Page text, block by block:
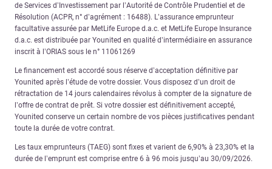
de Services d’Investissement par l’Autorité de Contrôle Prudentiel et de
Résolution (ACPR, n° d’agrément : 16488). L’assurance emprunteur
facultative assurée par MetLife Europe d.a.c. et MetLife Europe Insurance
d.a.c. est distribuée par Younited en qualité d’intermédiaire en assurance
inscrit à l’ORIAS sous le n° 11061269
Le financement est accordé sous réserve d’acceptation définitive par
Younited après l’étude de votre dossier. Vous disposez d’un droit de
rétractation de 14 jours calendaires révolus à compter de la signature de
l’offre de contrat de prêt. Si votre dossier est définitivement accepté,
Younited conserve un certain nombre de vos pièces justificatives pendant
toute la durée de votre contrat.
Les taux emprunteurs (TAEG) sont fixes et varient de 6,90% à 23,30% et la
durée de l’emprunt est comprise entre 6 à 96 mois jusqu’au 30/09/2026.